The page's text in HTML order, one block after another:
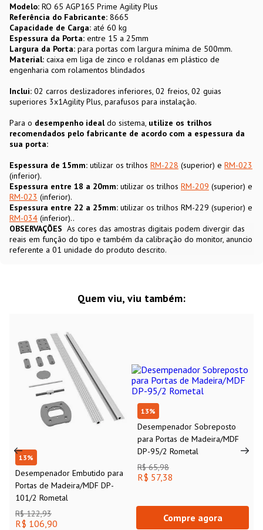
Modelo: RO 65 AGP165 Prime Agility Plus
Referência do Fabricante: 8665
Capacidade de Carga: até 60 kg
Espessura da Porta: entre 15 a 25mm
Largura da Porta: para portas com largura mínima de 500mm.
Material: caixa em liga de zinco e roldanas em plástico de
engenharia com rolamentos blindados
Inclui: 02 carros deslizadores inferiores, 02 freios, 02 guias
superiores 3x1Agility Plus, parafusos para instalação.
Para o desempenho idealdo sistema, utilize os trilhos
recomendados pelo fabricante de acordo com a espessura da
sua porta:
Espessura de 15mm: utilizar os trilhos RM-228 (superior) e RM-023
(inferior).
Espessura entre 18 a 20mm: utilizar os trilhos RM-209 (superior) e
RM-023 (inferior).
Espessura entre 22 a 25mm: utilizar os trilhos RM-229 (superior) e
RM-034 (inferior)..
OBSERVAÇÕES As cores das amostras digitais podem divergir das
reais em função do tipo e também da calibração do monitor, anuncio
referente a 01 unidade do produto descrito.
Quem viu, viu também:
13%
Desempenador Embutido para
Portas de Madeira/MDF DP-
101/2 Rometal
R$ 122,93
R$ 106,90
13%
Desempenador Sobreposto
para Portas de Madeira/MDF
DP-95/2 Rometal
R$ 65,98
R$ 57,38
Compre agora